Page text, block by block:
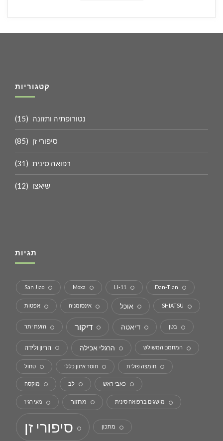
קטגוריות
נטורופתיה ותזונה (15)
סיפורי זן (85)
רפואה סינית (31)
שיאצו (12)
תגיות
Dan-Tian
LI-11
Moxa
San Jiao
SHIATSU אוכל אינסומניה אפטות
בטן דיאטה דיקור הזעת יתר
המחמם המשולש הרגלי אכילה הריון ולידה
חומצה פולית חוסר איזון כללי טחול
כאבי ראש לב מוקסה
מושגים ברפואה סינית מחזור מעי רגיז
מתכון סיפורי זן